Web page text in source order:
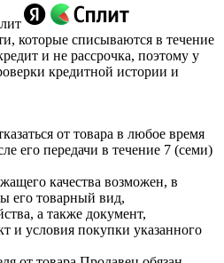
которые списываются в течение
и не рассрочка, поэтому у
кредитной истории и
от товара в любое время
его передачи в течение 7 (семи)
качества возможен, в
его товарный вид,
а также документ,
и условия покупки указанного